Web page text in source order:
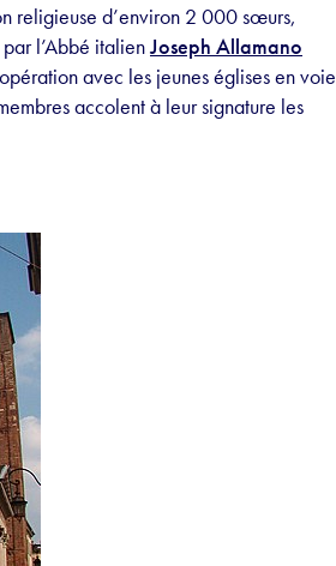
religieuse d’environ 2 000 sœurs,
l’Abbé italienJoseph Allamano
avec les jeunes églises en voie
accolent à leur signature les